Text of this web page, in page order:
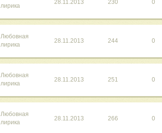
лирика
28.11.2013 230 0
Любовная
лирика
28.11.2013 244 0
Любовная
лирика
28.11.2013 251 0
Любовная
лирика
28.11.2013 266 0